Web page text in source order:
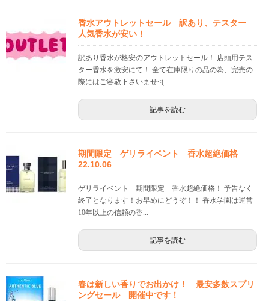
香水アウトレットセール 訳あり、テスター
人気香水が安い！
訳あり香水が格安のアウトレットセール！ 店頭用テス
ター香水を激安にて！ 全て在庫限りの品の為、完売の
際にはご容赦下さいませ<(...
記事を読む
期間限定 ゲリライベント 香水超絶価格
22.10.06
ゲリライベント 期間限定 香水超絶価格！ 予告なく
終了となります！お早めにどうぞ！！ 香水学園は運営
10年以上の信頼の香...
記事を読む
春は新しい香りでお出かけ！ 最安多数スプリ
ングセール 開催中です！